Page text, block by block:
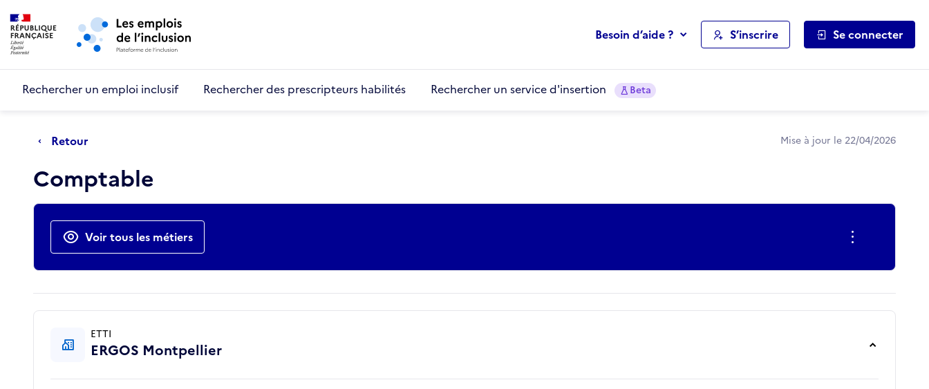
Aller au menu principal
Besoin d’aide ? S’inscrire Se connecter
Rechercher un emploi inclusif Rechercher des prescripteurs habilités Rechercher un service d'insertion Beta
Retour Mise à jour le 22/04/2026
Comptable
Actions rapides
Voir tous les métiers
ETTI
ERGOS Montpellier